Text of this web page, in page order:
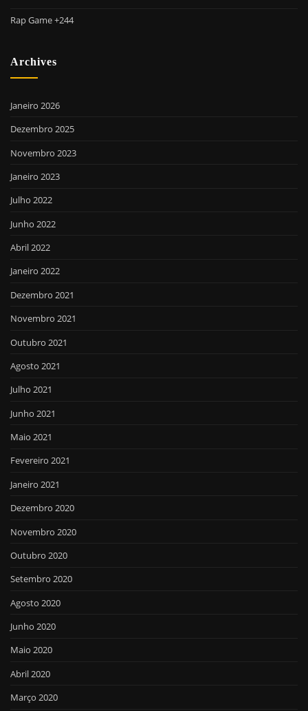
Rap Game +244
Archives
Janeiro 2026
Dezembro 2025
Novembro 2023
Janeiro 2023
Julho 2022
Junho 2022
Abril 2022
Janeiro 2022
Dezembro 2021
Novembro 2021
Outubro 2021
Agosto 2021
Julho 2021
Junho 2021
Maio 2021
Fevereiro 2021
Janeiro 2021
Dezembro 2020
Novembro 2020
Outubro 2020
Setembro 2020
Agosto 2020
Junho 2020
Maio 2020
Abril 2020
Março 2020